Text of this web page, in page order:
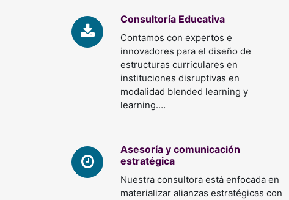
Consultoría Educativa
Contamos con expertos e
innovadores para el diseño de
estructuras curriculares en
instituciones disruptivas en
modalidad blended learning y
learning.…
Asesoría y comunicación
estratégica
Nuestra consultora está enfocada en
materializar alianzas estratégicas con